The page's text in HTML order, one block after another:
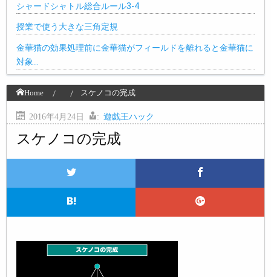
シャードシャトル総合ルール3-4
授業で使う大きな三角定規
金華猫の効果処理前に金華猫がフィールドを離れると金華猫に
対象…
Home スケノコの完成
2016年4月24日 : 遊戯王ハック
スケノコの完成